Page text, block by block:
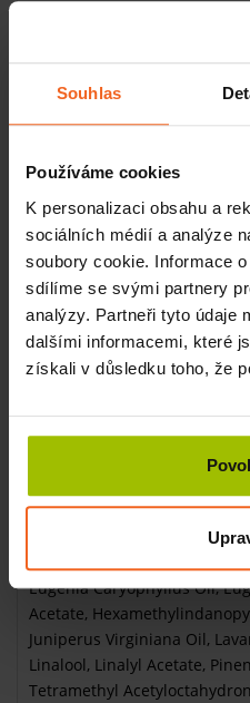
Souhlas
Používáme cookies
K personalizaci obsahu a
sociálních médií a analýze
soubory cookie. Informace
sdílíme se svými partnery
analýzy. Partneři tyto údaje
dalšími informacemi, které
získali v důsledku toho, že
slunečnice poskytuje
hebkost. Esenciální oleje s
Masážní olej INTIMI
produkt
Základem jsou kvalitní
snášeny všemi typy pleti.
Účinky masážního
podporuje vášeň a energii
prohlubuje intenzitu
Carthamus Tinctorius Seed
Oil, Persea Gratissima Oil,
Eugenia Caryophyllus Oil,
Acetate,
Juniperus Virginiana Oil,
Linalool, Linalyl Acetate,
Tetramethyl